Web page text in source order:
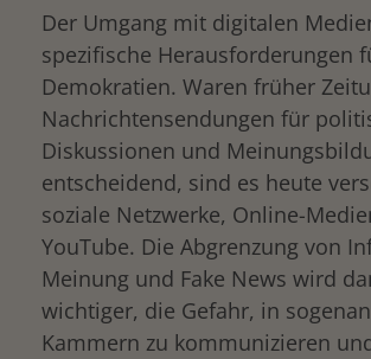
Der Umgang mit digitalen
spezifische Herausforderungen
Demokratien. Waren früher
Nachrichtensendungen für
Diskussionen und
entscheidend, sind es heute
soziale Netzwerke, Online-
YouTube. Die Abgrenzung von
Meinung und Fake News wird
wichtiger, die Gefahr, in
Kammern zu kommunizieren